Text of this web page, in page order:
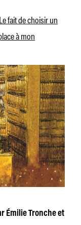
fait de choisir un
à mon
Émilie Tronche et